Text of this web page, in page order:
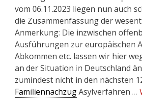
vom 06.11.2023 liegen nun auch
die Zusammenfassung der
Anmerkung: Die inzwischen
Ausführungen zur europäischen
Abkommen etc. lassen wir hier
an der Situation in Deutschland
zumindest nicht in den nächsten
FamiliennachzugAsylverfahren …